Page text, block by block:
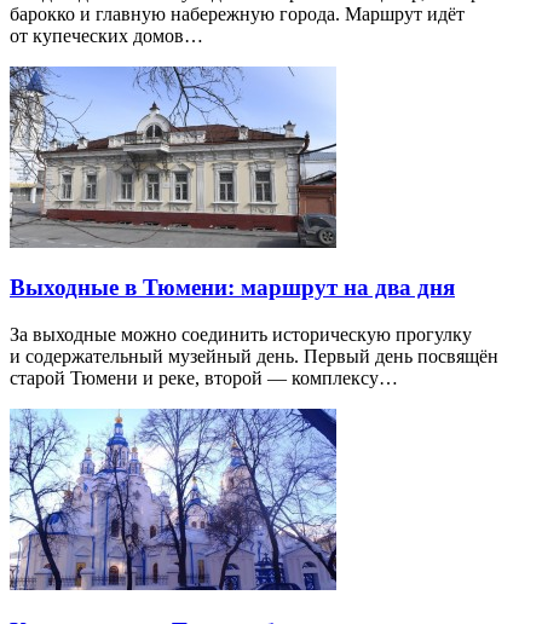
барокко и главную набережную города. Маршрут идёт
от купеческих домов…
Выходные в Тюмени: маршрут на два дня
За выходные можно соединить историческую прогулку
и содержательный музейный день. Первый день посвящён
старой Тюмени и реке, второй — комплексу…